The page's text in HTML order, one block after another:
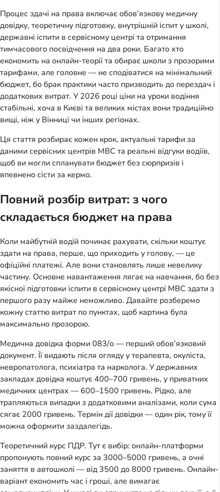
Процес здачі на права включає обов’язкову медичну
довідку, теоретичну підготовку, внутрішній іспит у школі,
державні іспити в сервісному центрі та отримання
тимчасового посвідчення на два роки. Багато хто
економить на онлайн-теорії та обирає школи з прозорими
тарифами, але головне — не сподіватися на мінімальний
бюджет, бо брак практики часто призводить до перездач і
додаткових витрат. У 2026 році ціни на уроки водіння
стабільні, хоча в Києві та великих містах вони традиційно
вищі, ніж у Вінниці чи інших регіонах.
Ця стаття розбирає кожен крок, актуальні тарифи за
даними сервісних центрів МВС та реальні відгуки водіїв,
щоб ви могли спланувати бюджет без сюрпризів і
впевнено сісти за кермо.
Повний розбір витрат: з чого
складається бюджет на права
Коли майбутній водій починає рахувати, скільки коштує
здати на права, перше, що приходить у голову, — це
офіційні платежі. Але вони становлять лише невелику
частину. Основне навантаження лягає на навчання, бо без
якісної підготовки іспити в сервісному центрі МВС здати з
першого разу майже неможливо. Давайте розберемо
кожну статтю витрат по пунктах, щоб картина була
максимально прозорою.
Медична довідка форми 083/о — перший обов’язковий
документ. Її видають після огляду у терапевта, окуліста,
невропатолога, психіатра та нарколога. У державних
закладах довідка коштує 400–700 гривень, у приватних
медичних центрах — 600–1500 гривень. Рідко, але
трапляються випадки з додатковими аналізами, коли сума
сягає 2000 гривень. Термін дії довідки — один рік, тому її
можна оформити заздалегідь.
Теоретичний курс ПДР. Тут є вибір: онлайн-платформи
пропонують повний курс за 3000–5000 гривень, а очні
заняття в автошколі — від 3500 до 8000 гривень. Онлайн-
варіант економить час і гроші, але вимагає